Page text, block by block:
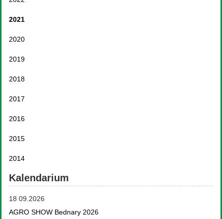
2021
2020
2019
2018
2017
2016
2015
2014
Kalendarium
18 09.2026
AGRO SHOW Bednary 2026